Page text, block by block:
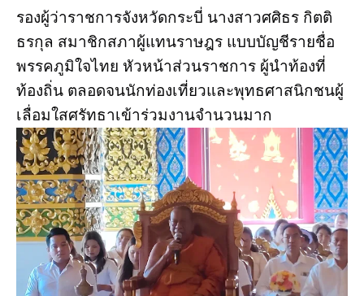
รองผู้ว่าราชการจังหวัดกระบี่ นางสาวศศิธร กิตติ
ธรกุล สมาชิกสภาผู้แทนราษฎร แบบบัญชีรายชื่อ
พรรคภูมิใจไทย หัวหน้าส่วนราชการ ผู้นำท้องที่
ท้องถิ่น ตลอดจนนักท่องเที่ยวและพุทธศาสนิกชนผู้
เลื่อมใสศรัทธาเข้าร่วมงานจำนวนมาก